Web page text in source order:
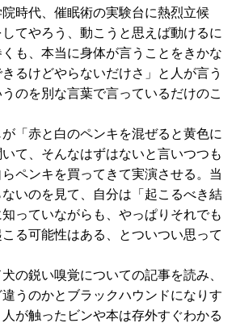
院時代、催眠術の実験台に熱烈立候
てやろう、動こうと思えば動けるに
も、本当に身体が言うことをきかな
るけどやらないだけさ」と人が言う
のを別な言葉で言っているだけのこ
が「赤と白のペンキを混ぜると黄色に
て、そんなはずはないと言いつつも
ペンキを買ってきて実演させる。当
いのを見て、自分は「起こるべき結
っていながらも、やっぱりそれでも
る可能性はある、とついつい思って
の鋭い嗅覚についての記事を読み、
うのかとブラックハウンドになりす
が触ったビンや本は存外すぐわかる